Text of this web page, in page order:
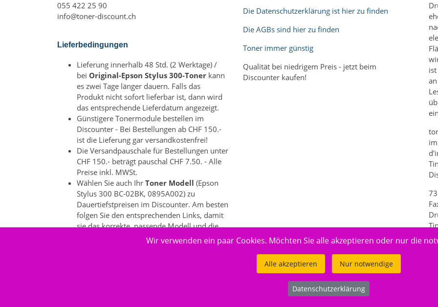
055 422 25 90
info@toner-discount.ch
Lieferbedingungen
Lieferung innerhalb 48 Std. (2 Werktage) /
bei Original-Epson Stylus 300-Toner kann
es zwei Tage länger dauern. Falls das
Produkt nicht sofort lieferbar ist, dann wird
das entsprechende Lieferdatum angezeigt.
Günstigere Tonermodule bestellen im
Discounter - Bei Bestellungen ab CHF 150.-
ist die Lieferung gar versandkostenfrei!
Die Versandpauschale für Bestellungen unter
CHF 150.- beträgt pauschal CHF 7.50. - Alle
Preise inkl. MWSt.
Wählen Sie auch Ihr Toner Modell (Epson
Stylus 300 BC-02BK, 0895A002) zu
Dauertiefstpreisen im Discounter. Am besten
folgen Sie den entsprechenden Links, damit
sie das korrekte, passende Modell und die
dazu passenden Produkte auswählen
Die Datenschutzerklärung ist hier zu finden
Die AGBs sind hier zu finden
Toner immer günstig
Qualität bei niedrigem Preis - jetzt beim
Discounter kaufen!
Wir verwenden ein paar Cookies. Möchten Sie alle akzeptieren oder nur die
Alle akzeptieren Nur notwendige
Datenschutzerklärung